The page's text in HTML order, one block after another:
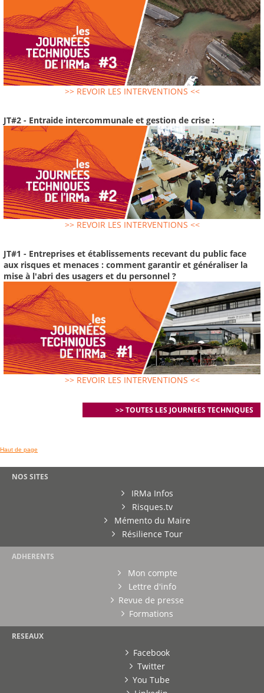
>> REVOIR LES INTERVENTIONS <<
JT#2 - Entraide intercommunale et gestion de crise :
>> REVOIR LES INTERVENTIONS <<
JT#1 - Entreprises et établissements recevant du public face
aux risques et menaces : comment garantir et généraliser la
mise à l'abri des usagers et du personnel ?
>> REVOIR LES INTERVENTIONS <<
>> TOUTES LES JOURNEES TECHNIQUES
Haut de page
NOS SITES
IRMa Infos
Risques.tv
Mémento du Maire
Résilience Tour
ADHERENTS
Mon compte
Lettre d'info
Revue de presse
Formations
RESEAUX
Facebook
Twitter
You Tube